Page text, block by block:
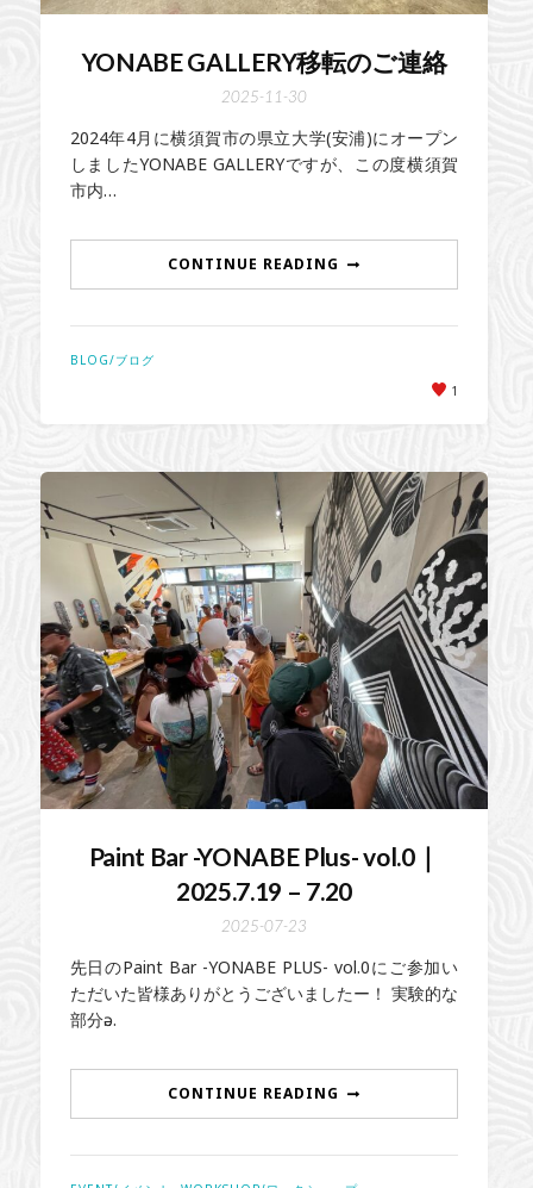
YONABE GALLERY移転のご連絡
2025-11-30
2024年4月に横須賀市の県立大学(安浦)にオープン
しましたYONABE GALLERYですが、この度横須賀
市内…
CONTINUE READING
BLOG/ブログ
1
Paint Bar -YONABE Plus- vol.0｜
2025.7.19 – 7.20
2025-07-23
先日のPaint Bar -YONABE PLUS- vol.0にご参加い
ただいた皆様ありがとうございましたー！ 実験的な
部分ә…
CONTINUE READING